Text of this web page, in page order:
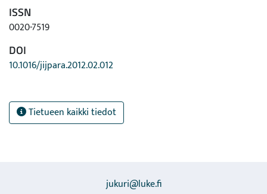
ISSN
0020-7519
DOI
10.1016/jijpara.2012.02.012
Tietueen kaikki tiedot
jukuri@luke.fi